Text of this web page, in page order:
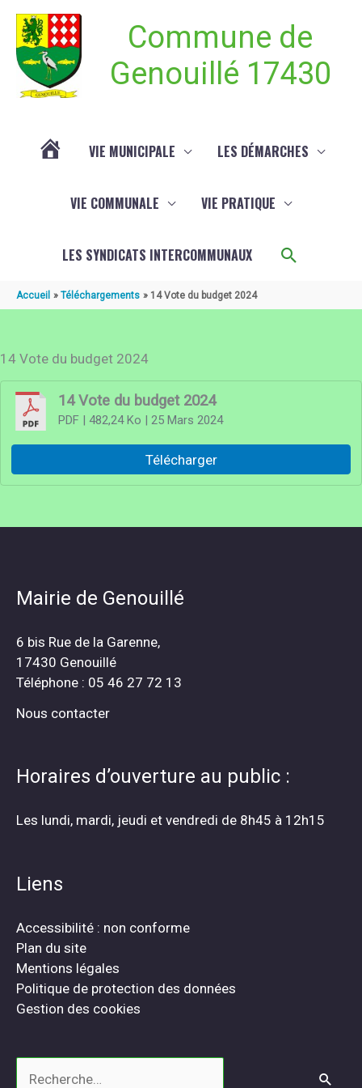
Commune de
Genouillé 17430
VIE MUNICIPALE LES DÉMARCHES
VIE COMMUNALE VIE PRATIQUE
LES SYNDICATS INTERCOMMUNAUX
Accueil Téléchargements 14 Vote du budget 2024
14 Vote du budget 2024
14 Vote du budget 2024
PDF| 482,24 Ko | 25 Mars 2024
Télécharger
Mairie de Genouillé
6 bis Rue de la Garenne,
17430 Genouillé
Téléphone : 05 46 27 72 13
Nous contacter
Horaires d’ouverture au public :
Les lundi, mardi, jeudi et vendredi de 8h45 à 12h15
Liens
Accessibilité : non conforme
Plan du site
Mentions légales
Politique de protection des données
Gestion des cookies